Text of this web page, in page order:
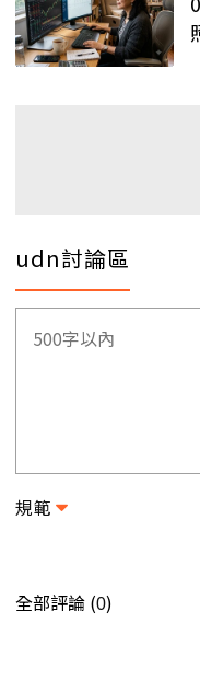
udn討論區
規範
全部評論 (0)